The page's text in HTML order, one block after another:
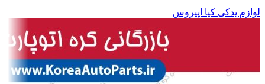
لوازم یدکی کیا اپیروس